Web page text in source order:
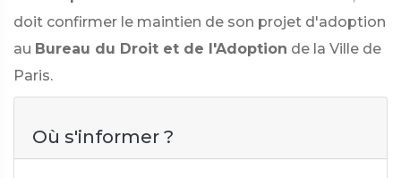
doit confirmer le maintien de son projet d'adoption
au Bureau du Droit et de l'Adoption de la Ville de
Paris.
Où s'informer ?